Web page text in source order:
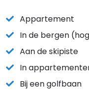
Appartement
In de bergen
Aan de skipiste
In
Bij een golfbaan